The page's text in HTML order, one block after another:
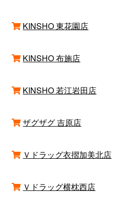
KINSHO 東花園店
KINSHO 布施店
KINSHO 若江岩田店
ザグザグ 吉原店
Ｖドラッグ衣摺加美北店
Ｖドラッグ横枕西店